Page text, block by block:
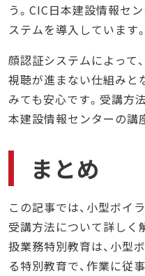
う。CIC日本建設情報セ
ステムを導入しています。
顔認証システムによって
視聴が進まない仕組みと
みても安心です。受講方
本建設情報センターの講
まとめ
この記事では、小型ボイ
受講方法について詳しく
扱業務特別教育は、小型
る特別教育で、作業に従